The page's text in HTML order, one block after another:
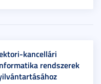
kancellári
rendszerek